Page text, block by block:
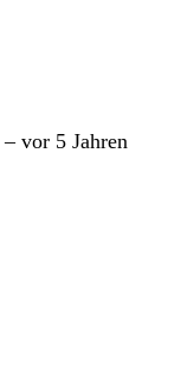
– vor 5 Jahren